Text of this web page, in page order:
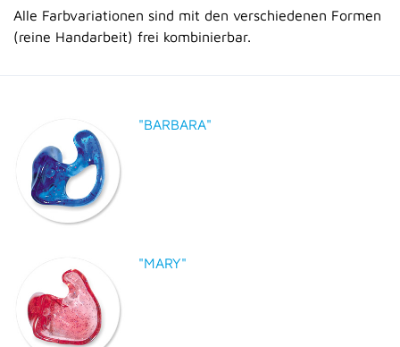
Alle Farbvariationen sind mit den verschiedenen Formen
(reine Handarbeit) frei kombinierbar.
"BARBARA"
"MARY"